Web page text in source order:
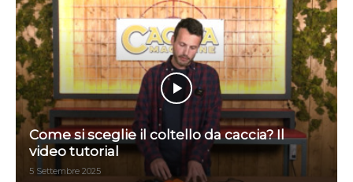
Come si sceglie il coltello da caccia? Il
video tutorial
5 Settembre 2025